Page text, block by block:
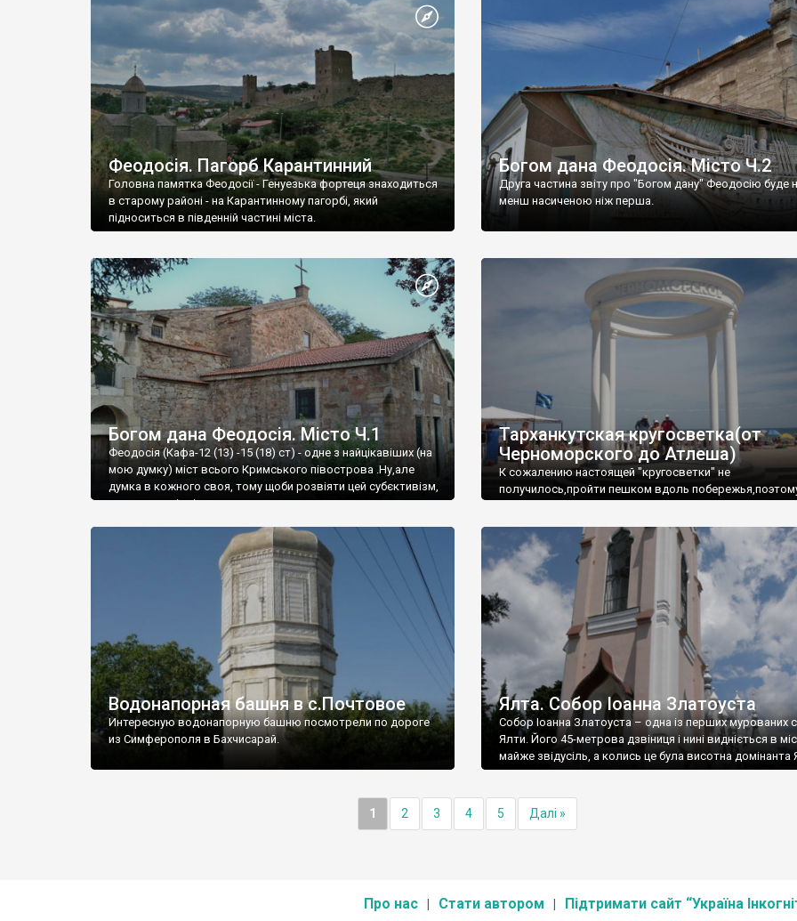
Феодосія. Пагорб Карантинний
Головна памятка Феодосії - Генуезька фортеця знаходиться
в старому районі - на Карантинному пагорбі, який
підноситься в південній частині міста.
Богом дана Феодосія. Місто Ч.2
Друга частина звіту про "Богом дану" Феодосію буде
менш насиченою ніж перша.
Богом дана Феодосія. Місто Ч.1
Феодосія (Кафа-12 (13) -15 (18) ст) - одне з найцікавіших (на
мою думку) міст всього Кримського півострова .Ну,але
думка в кожного своя, тому щоби розвіяти цей субєктивізм,
запрошую відвідати це
Тарханкутская кругосветка(от
Черноморского до Атлеша)
К сожалению настоящей "кругосветки" не
получилось,пройти пешком вдоль
Водонапорная башня в с.Почтовое
Интересную водонапорную башню посмотрели по дороге
из Симферополя в Бахчисарай.
Ялта. Собор Іоанна Златоуста
Собор Іоанна Златоуста – одна із перших мурованих
Ялти. Його 45-метрова дзвіниця і нині видніється в
майже звідусіль, а колись це була висотна домінанта
1 2 3 4 5 Далі »
Про нас Стати автором Підтримати сайт “Україна